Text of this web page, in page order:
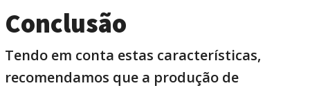
Conclusão
Tendo em conta estas características,
recomendamos que a produção de